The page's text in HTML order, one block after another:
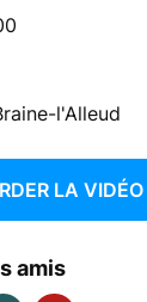
l'Alleud
LA VIDÉO
amis